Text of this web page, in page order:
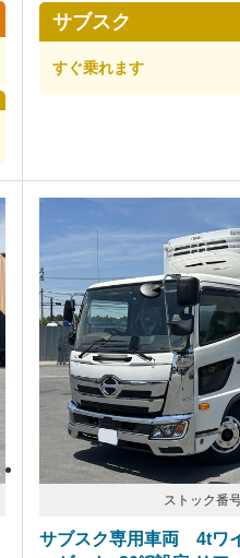
サブスク
すぐ乗れます
ストック番
サブスク専用車両 4tワ